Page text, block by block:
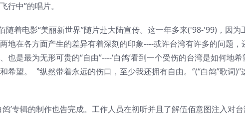
行中”的唱片。
随着电影“美丽新世界”随片赴大陆宣传。这一年多来('98-'99)，因为
地在各方面产生的差异有着深刻的印象----或许台湾有许多的问题，
也是最为无形可贵的“自由”----‘白鸽’看到一个受伤的台湾是如何地
希望。〝纵然带着永远的伤口，至少我还拥有自由。″(“白鸽”歌词)“
’专辑的制作也告完成。工作人员在初听并且了解伍佰意图注入对